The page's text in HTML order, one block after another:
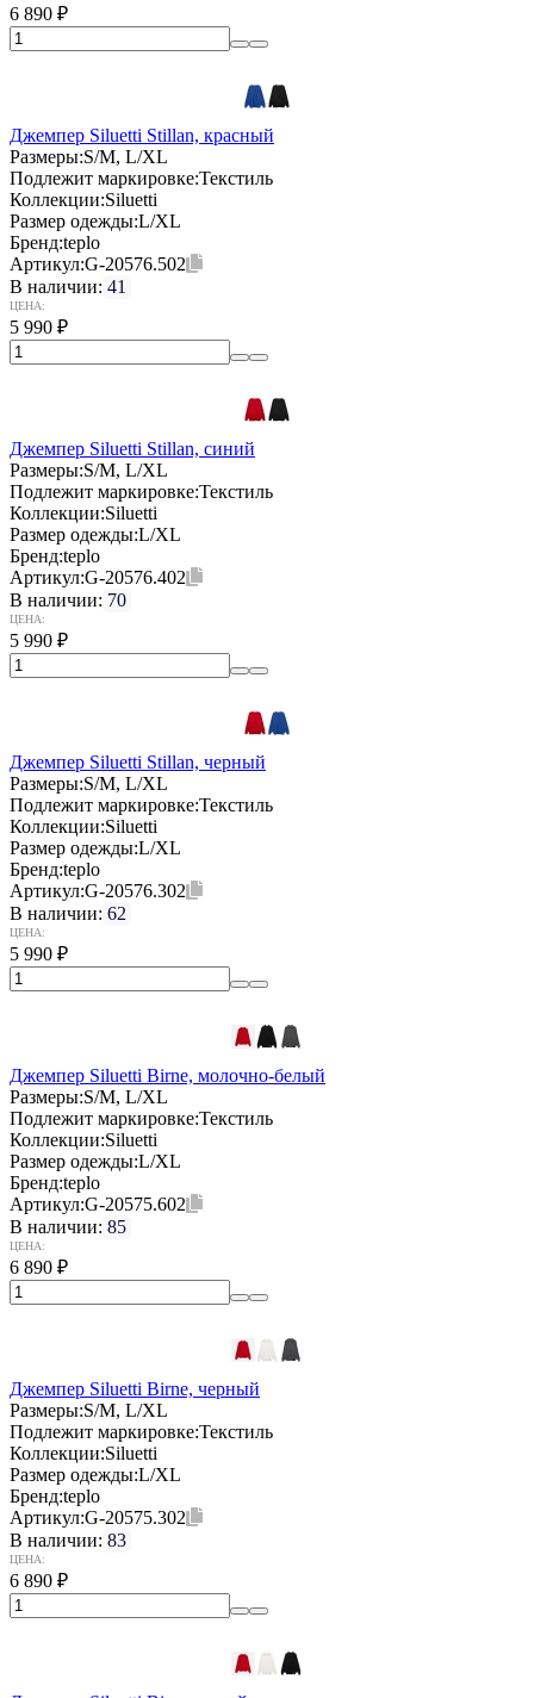
6 890 ₽
Джемпер Siluetti Stillan, красный
Размеры:S/M, L/XL
Подлежит маркировке:Текстиль
Коллекции:Siluetti
Размер одежды:L/XL
Бренд:teplo
Артикул:G-20576.502
В наличии: 41
ЦЕНА:
5 990 ₽
Джемпер Siluetti Stillan, синий
Размеры:S/M, L/XL
Подлежит маркировке:Текстиль
Коллекции:Siluetti
Размер одежды:L/XL
Бренд:teplo
Артикул:G-20576.402
В наличии: 70
ЦЕНА:
5 990 ₽
Джемпер Siluetti Stillan, черный
Размеры:S/M, L/XL
Подлежит маркировке:Текстиль
Коллекции:Siluetti
Размер одежды:L/XL
Бренд:teplo
Артикул:G-20576.302
В наличии: 62
ЦЕНА:
5 990 ₽
Джемпер Siluetti Birne, молочно-белый
Размеры:S/M, L/XL
Подлежит маркировке:Текстиль
Коллекции:Siluetti
Размер одежды:L/XL
Бренд:teplo
Артикул:G-20575.602
В наличии: 85
ЦЕНА:
6 890 ₽
Джемпер Siluetti Birne, черный
Размеры:S/M, L/XL
Подлежит маркировке:Текстиль
Коллекции:Siluetti
Размер одежды:L/XL
Бренд:teplo
Артикул:G-20575.302
В наличии: 83
ЦЕНА:
6 890 ₽